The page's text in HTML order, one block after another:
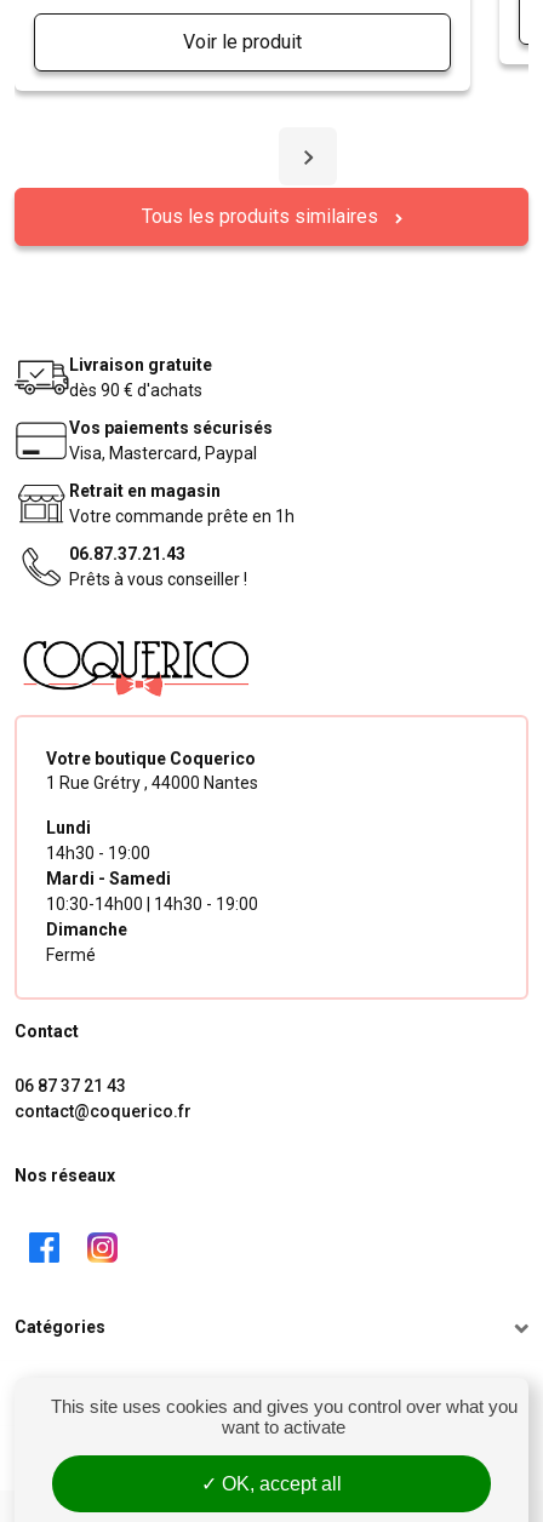
Voir le produit
Tous les produits similaires
Livraison gratuite
dès 90 € d'achats
Vos paiements sécurisés
Visa, Mastercard, Paypal
Retrait en magasin
Votre commande prête en 1h
06.87.37.21.43
Prêts à vous conseiller !
Votre boutique Coquerico
1 Rue Grétry , 44000 Nantes
Lundi
14h30 - 19:00
Mardi - Samedi
10:30-14h00 | 14h30 - 19:00
Dimanche
Fermé
Contact
06 87 37 21 43
contact@coquerico.fr
Nos réseaux
Catégories
Mon compte
siret : 81238106900028
This site uses cookies and gives you control over what you
want to activate
OK, accept all